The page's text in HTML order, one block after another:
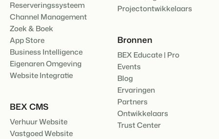
Reserveringssysteem
Channel Management
Zoek & Boek
App Store
Business Intelligence
Eigenaren Omgeving
Website Integratie
BEX CMS
Verhuur Website
Vastgoed Website
Projectontwikkelaars
Bronnen
BEX Educate | Pro
Events
Blog
Ervaringen
Partners
Ontwikkelaars
Trust Center